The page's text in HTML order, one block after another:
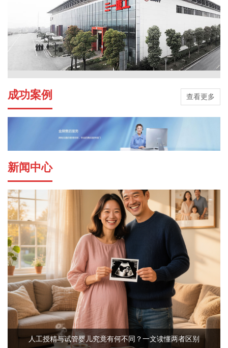
成功案例 查看更多
新闻中心
人工授精与试管婴儿究竟有何不同？一文读懂两者区别